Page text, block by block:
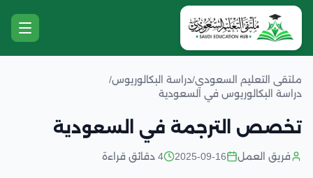
ملتقى التعليم السعودي/دراسة البكالوريوس/
دراسة البكالوريوس في السعودية
تخصص الترجمة في السعودية
فريق العمل 2025-09-16 4 دقائق قراءة